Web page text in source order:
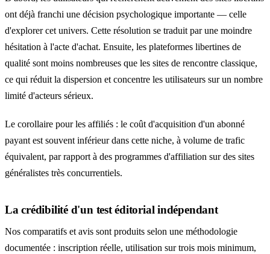
ont déjà franchi une décision psychologique importante — celle
d'explorer cet univers. Cette résolution se traduit par une moindre
hésitation à l'acte d'achat. Ensuite, les plateformes libertines de
qualité sont moins nombreuses que les sites de rencontre classique,
ce qui réduit la dispersion et concentre les utilisateurs sur un nombre
limité d'acteurs sérieux.
Le corollaire pour les affiliés : le coût d'acquisition d'un abonné
payant est souvent inférieur dans cette niche, à volume de trafic
équivalent, par rapport à des programmes d'affiliation sur des sites
généralistes très concurrentiels.
La crédibilité d'un test éditorial indépendant
Nos comparatifs et avis sont produits selon une méthodologie
documentée : inscription réelle, utilisation sur trois mois minimum,